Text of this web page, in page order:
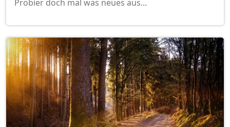
Probier doch mal was neues aus...